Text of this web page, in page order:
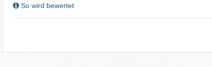
So wird bewertet